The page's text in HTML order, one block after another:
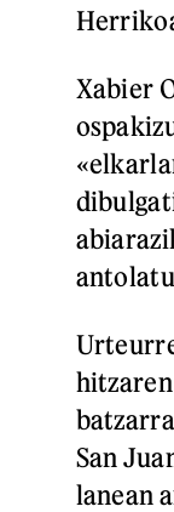
Xabier
San
lanean